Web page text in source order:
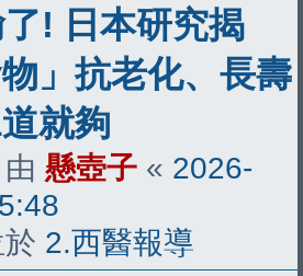
! 日本研究揭
物」抗老化、長壽
就夠
懸壺子 « 2026-
2.西醫報導